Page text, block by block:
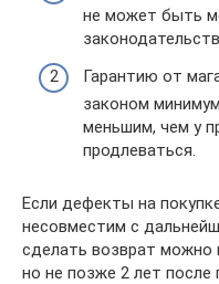
не может быть
Гарантию от
законом
меньшим, чем у
продлеваться.
Если дефекты на
несовместим с
сделать возврат можно
но не позже 2 лет после